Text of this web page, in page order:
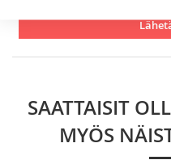
SAATTAISIT
MYÖS